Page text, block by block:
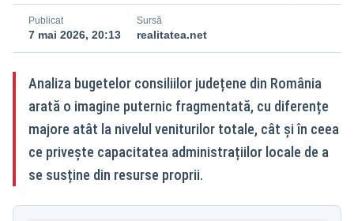
Publicat
7 mai 2026, 20:13
Sursă
realitatea.net
Analiza bugetelor consiliilor județene din România
arată o imagine puternic fragmentată, cu diferențe
majore atât la nivelul veniturilor totale, cât și în ceea
ce privește capacitatea administrațiilor locale de a
se susține din resurse proprii.